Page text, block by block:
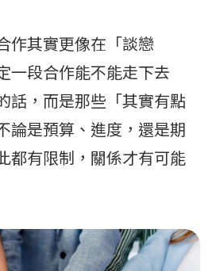
作其實更像在「談戀
一段合作能不能走下去
話，而是那些「其實有點
論是預算、進度，還是期
都有限制，關係才有可能